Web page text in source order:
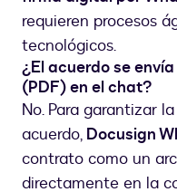
requieren procesos
tecnológicos.
¿El acuerdo se
(PDF) en el chat?
No. Para garantizar
acuerdo, Docusign
contrato como un
directamente en la